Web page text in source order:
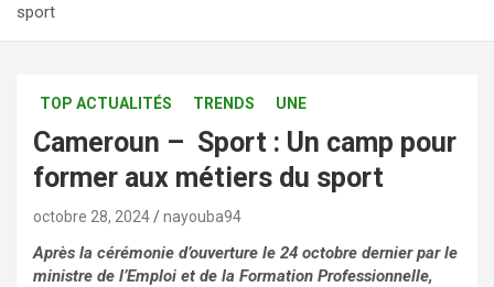
sport
TOP ACTUALITÉS TRENDS UNE
Cameroun – Sport : Un camp pour
former aux métiers du sport
octobre 28, 2024 nayouba94
Après la cérémonie d’ouverture le 24 octobre dernier par le
ministre de l’Emploi et de la Formation Professionnelle,